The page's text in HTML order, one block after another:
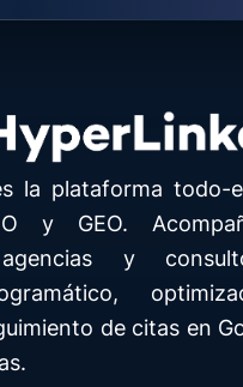
la plataforma todo-
y GEO.
agencias y
de citas en